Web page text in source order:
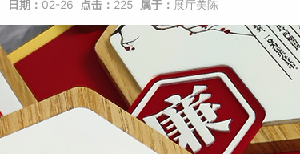
日期： 02-26 点击： 225 属于： 展厅美陈